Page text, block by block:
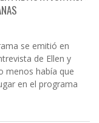
se emitió en
de Ellen y
menos había que
en el programa